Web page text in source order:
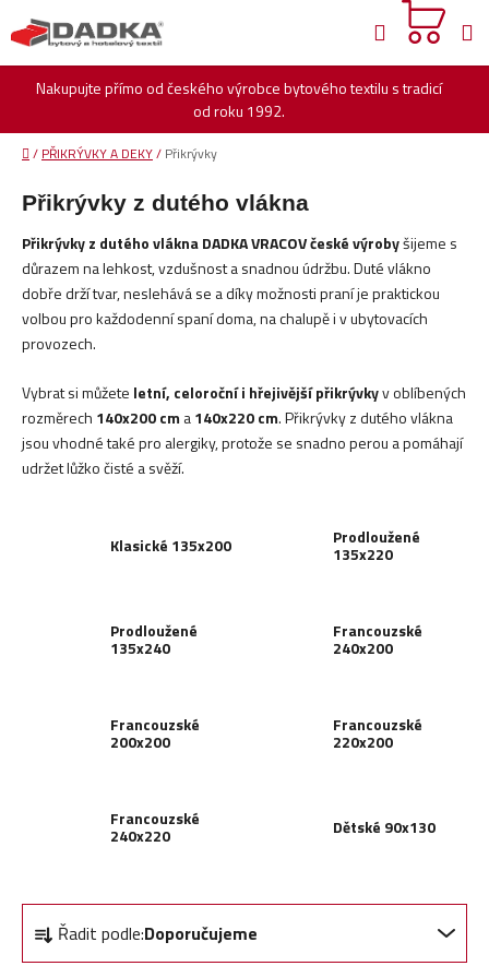
na
obsah
Nakupujte přímo od českého výrobce bytového textilu s tradicí
od roku 1992.
Hledat
Domů
/ PŘIKRÝVKY A DEKY/ Přikrývky
Přikrývky z dutého vlákna
Přikrývky z dutého vlákna DADKA VRACOV české výrobyšijeme s
důrazem na lehkost, vzdušnost a snadnou údržbu. Duté vlákno
dobře drží tvar, neslehává se a díky možnosti praní je praktickou
volbou pro každodenní spaní doma, na chalupě i v ubytovacích
provozech.
Vybrat si můžete letní, celoroční i hřejivější přikrývkyv oblíbených
rozměrech 140x200 cm a140x220 cm. Přikrývky z dutého vlákna
jsou vhodné také pro alergiky, protože se snadno perou a pomáhají
udržet lůžko čisté a svěží.
Klasické 135x200 Prodloužené
135x220
Prodloužené
135x240
Francouzské
240x200
Francouzské
200x200
Francouzské
220x200
Francouzské
240x220 Dětské 90x130
z
Řadit podle:Doporučujeme